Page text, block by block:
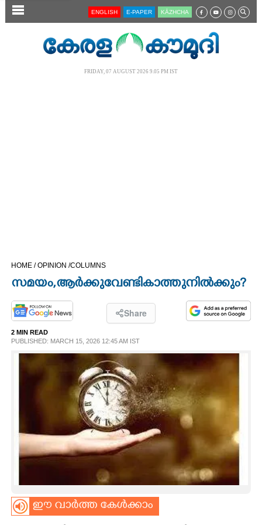
SECTIONS
OPINION
PHOTOS
LIFESTYLE
INFO+
ASTRO
ENGLISH E-PAPER KĀZHCHA
FRIDAY, 07 AUGUST 2026 9.05 PM IST
HOME /OPINION /COLUMNS
സമയം,ആർക്കുവേണ്ടികാത്തുനിൽക്കും?
Share
2 MIN READ
PUBLISHED: MARCH 15, 2026 12:45 AM IST
ഈ വാർത്ത കേൾക്കാം